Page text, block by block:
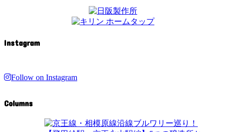
Instagram
Follow on Instagram
Columns